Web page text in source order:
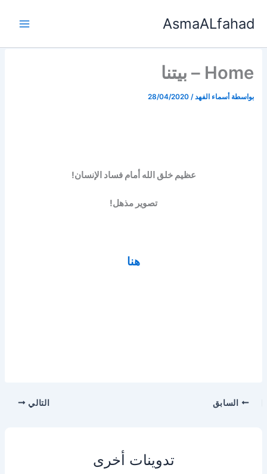
AsmaALfahad
Home – بيتنا
بواسطة أسماء الفهد/
28/04/2020
عظيم خلق الله أمام فساد الإنسان!
تصوير مذهل!
هنا
السابق التالي
تدوينات أخرى